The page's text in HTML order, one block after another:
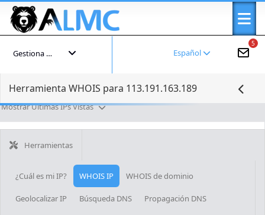
5
Español
Gestiona tu cuenta
Herramienta WHOIS para 113.191.163.189
Mostrar Últimas IPs Vistas
Herramientas
¿Cuál es mi IP? WHOIS IP WHOIS de dominio
Geolocalizar IP Búsqueda DNS Propagación DNS